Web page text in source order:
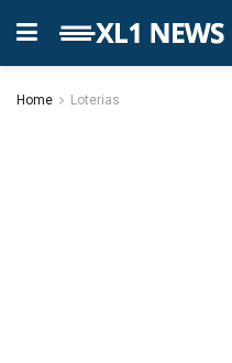
Home Loterias